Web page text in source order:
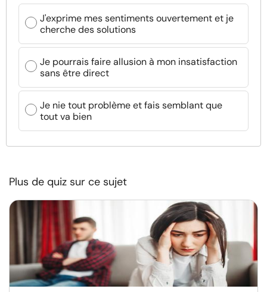
J'exprime mes sentiments ouvertement et je
cherche des solutions
Je pourrais faire allusion à mon insatisfaction
sans être direct
Je nie tout problème et fais semblant que
tout va bien
Plus de quiz sur ce sujet